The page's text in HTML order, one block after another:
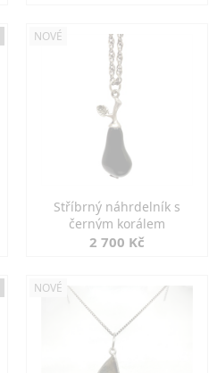
NOVÉ
Stříbrný náhrdelník s
černým korálem
2 700 Kč
NOVÉ